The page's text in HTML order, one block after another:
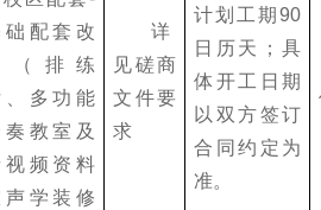
础配套改
（排练
、多功能
奏教室及
视频资料
声学装修
详
见磋商
文件要
求
计划工期90
日历天；具
体开工日期
以双方签订
合同约定为
准。